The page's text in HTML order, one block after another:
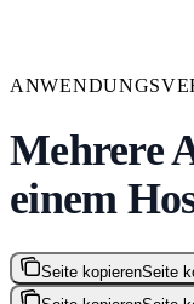
Mehrere
einem
Seite kopierenSeite